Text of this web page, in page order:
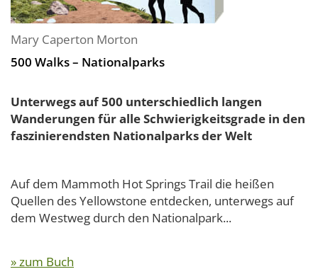
Mary Caperton Morton
500 Walks – Nationalparks
Unterwegs auf 500 unterschiedlich langen
Wanderungen für alle Schwierigkeitsgrade in den
faszinierendsten Nationalparks der Welt
Auf dem Mammoth Hot Springs Trail die heißen
Quellen des Yellowstone entdecken, unterwegs auf
dem Westweg durch den Nationalpark...
» zum Buch